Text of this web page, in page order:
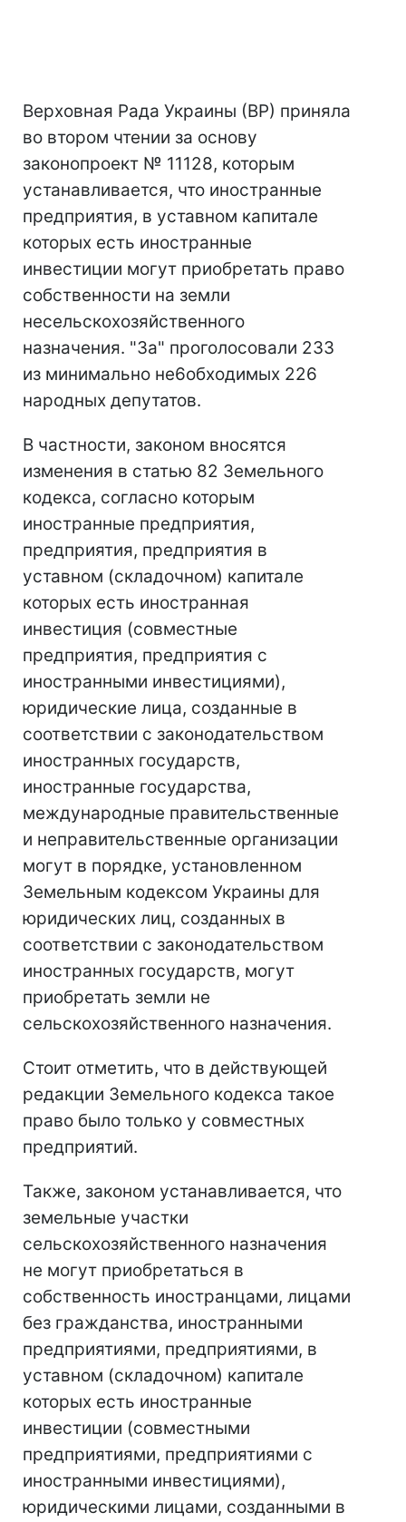
Верховная Рада Украины (ВР) приняла
во втором чтении за основу
законопроект № 11128, которым
устанавливается, что иностранные
предприятия, в уставном капитале
которых есть иностранные
инвестиции могут приобретать право
собственности на земли
несельскохозяйственного
назначения. "За" проголосовали 233
из минимально не6обходимых 226
народных депутатов.
В частности, законом вносятся
изменения в статью 82 Земельного
кодекса, согласно которым
иностранные предприятия,
предприятия, предприятия в
уставном (складочном) капитале
которых есть иностранная
инвестиция (совместные
предприятия, предприятия с
иностранными инвестициями),
юридические лица, созданные в
соответствии с законодательством
иностранных государств,
иностранные государства,
международные правительственные
и неправительственные организации
могут в порядке, установленном
Земельным кодексом Украины для
юридических лиц, созданных в
соответствии с законодательством
иностранных государств, могут
приобретать земли не
сельскохозяйственного назначения.
Стоит отметить, что в действующей
редакции Земельного кодекса такое
право было только у совместных
предприятий.
Также, законом устанавливается, что
земельные участки
сельскохозяйственного назначения
не могут приобретаться в
собственность иностранцами, лицами
без гражданства, иностранными
предприятиями, предприятиями, в
уставном (складочном) капитале
которых есть иностранные
инвестиции (совместными
предприятиями, предприятиями с
иностранными инвестициями),
юридическими лицами, созданными в